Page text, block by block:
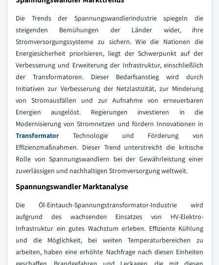
Die Trends der Spannungswandlerindustrie spiegeln die
steigenden Bemühungen der Länder wider, ihre
Stromversorgungssysteme zu sichern. Wie die Nationen die
Energiesicherheit priorisieren, liegt der Schwerpunkt auf der
Verbesserung und Erweiterung der Infrastruktur, einschließlich
der Transformatoren. Dieser Bedarfsanstieg wird durch
Initiativen zur Verbesserung der Netzlastizität, zur Minderung
von Stromausfällen und zur Aufnahme von erneuerbaren
Energien ausgelöst. Regierungen investieren in die
Modernisierung von Stromnetzen und fördern Innovationen in
TransformatorTechnologie und Förderung von
Effizienzmaßnahmen. Dieser Trend unterstreicht die kritische
Rolle von Spannungswandlern bei der Gewährleistung einer
zuverlässigen und nachhaltigen Stromversorgung weltweit.
Spannungswandler Marktanalyse
Die Öl-Eintauch-Spannungstransformator-Industrie wird
aufgrund des wachsenden Einsatzes von HV-Elektro-
Infrastruktur ein gutes Wachstum erleben. Effiziente Kühlung
und die Möglichkeit, bei weiten Temperaturbereichen zu
arbeiten, haben eine erhöhte Nachfrage nach diesen Einheiten